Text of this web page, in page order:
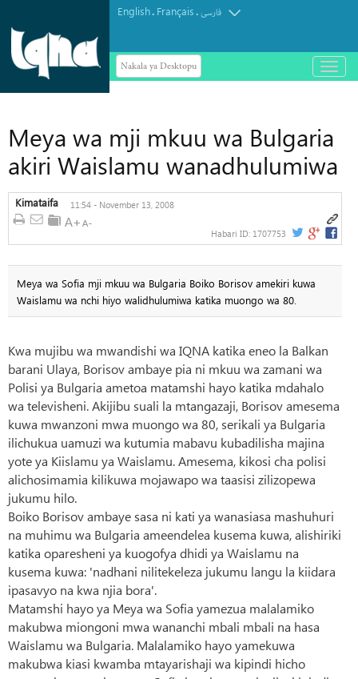
English. Français.فارسی
Nakala ya Desktopu
باز
و
Meya wa mji mkuu wa Bulgaria
akiri Waislamu wanadhulumiwa
Kimataifa 11:54 - November 13, 2008
Habari ID: 1707753
Meya wa Sofia mji mkuu wa Bulgaria Boiko Borisov amekiri kuwa
Waislamu wa nchi hiyo walidhulumiwa katika muongo wa 80.
Kwa mujibu wa mwandishi wa IQNA katika eneo la Balkan
barani Ulaya, Borisov ambaye pia ni mkuu wa zamani wa
Polisi ya Bulgaria ametoa matamshi hayo katika mdahalo
wa televisheni. Akijibu suali la mtangazaji, Borisov amesema
kuwa mwanzoni mwa muongo wa 80, serikali ya Bulgaria
ilichukua uamuzi wa kutumia mabavu kubadilisha majina
yote ya Kiislamu ya Waislamu. Amesema, kikosi cha polisi
alichosimamia kilikuwa mojawapo wa taasisi zilizopewa
jukumu hilo.
Boiko Borisov ambaye sasa ni kati ya wanasiasa mashuhuri
na muhimu wa Bulgaria ameendelea kusema kuwa, alishiriki
katika oparesheni ya kuogofya dhidi ya Waislamu na
kusema kuwa: 'nadhani nilitekeleza jukumu langu la kiidara
ipasavyo na kwa njia bora'.
Matamshi hayo ya Meya wa Sofia yamezua malalamiko
makubwa miongoni mwa wananchi mbali mbali na hasa
Waislamu wa Bulgaria. Malalamiko hayo yamekuwa
makubwa kiasi kwamba mtayarishaji wa kipindi hicho